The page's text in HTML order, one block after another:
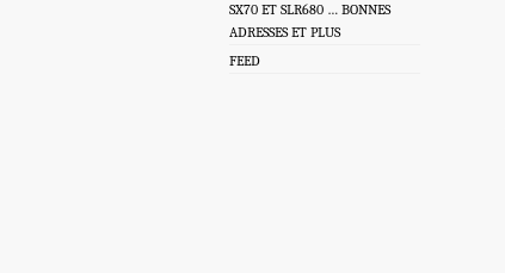
SX70 ET SLR680 … BONNES
ADRESSES ET PLUS
FEED